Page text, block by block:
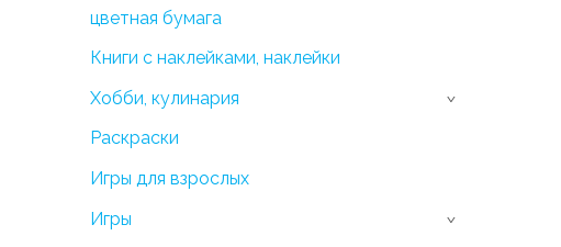
цветная бумага
Книги с наклейками, наклейки
Хобби, кулинария
›
Раскраски
Игры для взрослых
Игры
›